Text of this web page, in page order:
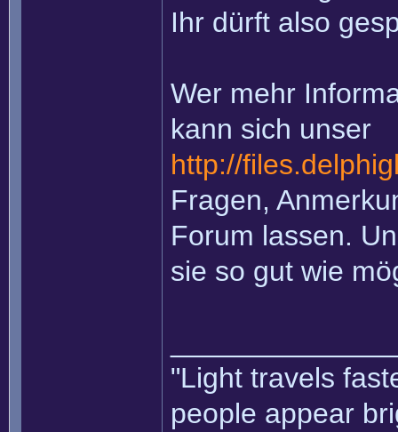
Ihr dürft also
Wer mehr
kann sich unser
http://
Fragen,
Forum lassen.
sie so gut wie
"Light travels
people appear